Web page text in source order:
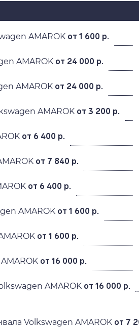
AMAROK от 1 600 р.
AMAROK от 24 000 р.
AMAROK от 24 000 р.
AMAROK от 3 200 р.
от 6 400 р.
от 7 840 р.
от 6 400 р.
AMAROK от 1 600 р.
от 1 600 р.
от 16 000 р.
AMAROK от 16 000 р.
Volkswagen AMAROK от 7